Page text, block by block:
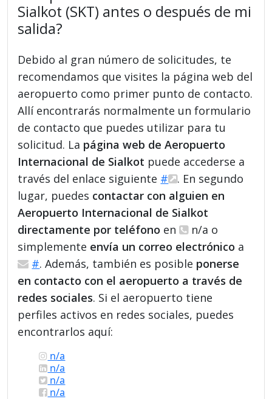
Sialkot (SKT) antes o después de mi
salida?
Debido al gran número de solicitudes, te
recomendamos que visites la página web del
aeropuerto como primer punto de contacto.
Allí encontrarás normalmente un formulario
de contacto que puedes utilizar para tu
solicitud. La página web de Aeropuerto
Internacional de Sialkot puede accederse a
través del enlace siguiente #
. En segundo
lugar, puedes contactar con alguien en
Aeropuerto Internacional de Sialkot
directamente por teléfono en
n/a o
simplemente envía un correo electrónico a
#. Además, también es posible ponerse
en contacto con el aeropuerto a través de
redes sociales. Si el aeropuerto tiene
perfiles activos en redes sociales, puedes
encontrarlos aquí:
n/a
n/a
n/a
n/a